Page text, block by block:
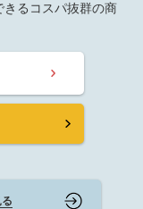
るコスパ抜群の商